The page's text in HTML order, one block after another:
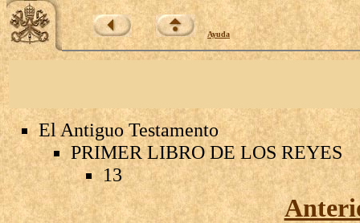
Ayuda
El Antiguo Testamento
PRIMER LIBRO DE LOS REYES
13